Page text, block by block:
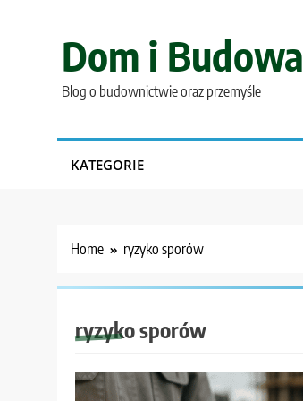
Dom i Budowa
Blog o budownictwie oraz przemyśle
KATEGORIE
Home ryzyko sporów
ryzyko sporów